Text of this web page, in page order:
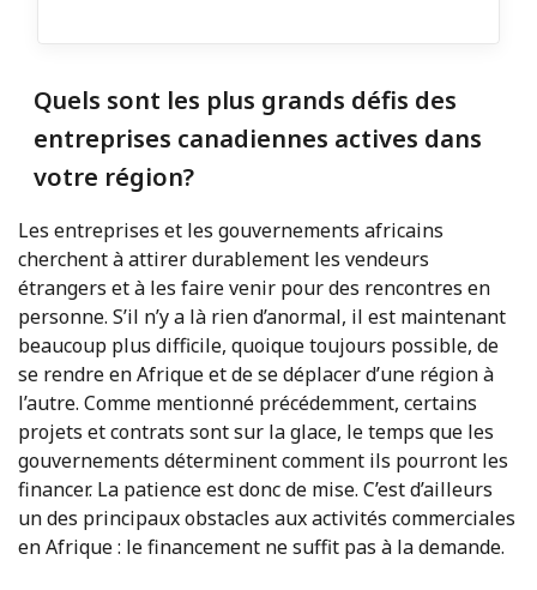
Quels sont les plus grands défis des
entreprises canadiennes actives dans
votre région?
Les entreprises et les gouvernements africains
cherchent à attirer durablement les vendeurs
étrangers et à les faire venir pour des rencontres en
personne. S’il n’y a là rien d’anormal, il est maintenant
beaucoup plus difficile, quoique toujours possible, de
se rendre en Afrique et de se déplacer d’une région à
l’autre. Comme mentionné précédemment, certains
projets et contrats sont sur la glace, le temps que les
gouvernements déterminent comment ils pourront les
financer. La patience est donc de mise. C’est d’ailleurs
un des principaux obstacles aux activités commerciales
en Afrique : le financement ne suffit pas à la demande.